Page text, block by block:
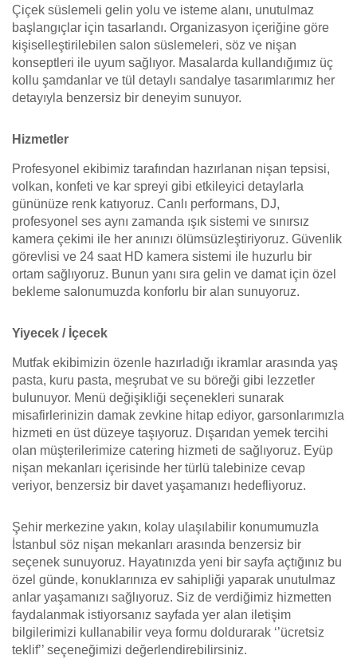
Çiçek süslemeli gelin yolu ve isteme alanı, unutulmaz
başlangıçlar için tasarlandı. Organizasyon içeriğine göre
kişiselleştirilebilen salon süslemeleri, söz ve nişan
konseptleri ile uyum sağlıyor. Masalarda kullandığımız üç
kollu şamdanlar ve tül detaylı sandalye tasarımlarımız her
detayıyla benzersiz bir deneyim sunuyor.
Hizmetler
Profesyonel ekibimiz tarafından hazırlanan nişan tepsisi,
volkan, konfeti ve kar spreyi gibi etkileyici detaylarla
gününüze renk katıyoruz. Canlı performans, DJ,
profesyonel ses aynı zamanda ışık sistemi ve sınırsız
kamera çekimi ile her anınızı ölümsüzleştiriyoruz. Güvenlik
görevlisi ve 24 saat HD kamera sistemi ile huzurlu bir
ortam sağlıyoruz. Bunun yanı sıra gelin ve damat için özel
bekleme salonumuzda konforlu bir alan sunuyoruz.
Yiyecek / İçecek
Mutfak ekibimizin özenle hazırladığı ikramlar arasında yaş
pasta, kuru pasta, meşrubat ve su böreği gibi lezzetler
bulunuyor. Menü değişikliği seçenekleri sunarak
misafirlerinizin damak zevkine hitap ediyor, garsonlarımızla
hizmeti en üst düzeye taşıyoruz. Dışarıdan yemek tercihi
olan müşterilerimize catering hizmeti de sağlıyoruz. Eyüp
nişan mekanları içerisinde her türlü talebinize cevap
veriyor, benzersiz bir davet yaşamanızı hedefliyoruz.
Şehir merkezine yakın, kolay ulaşılabilir konumumuzla
İstanbul söz nişan mekanları arasında benzersiz bir
seçenek sunuyoruz. Hayatınızda yeni bir sayfa açtığınız bu
özel günde, konuklarınıza ev sahipliği yaparak unutulmaz
anlar yaşamanızı sağlıyoruz. Siz de verdiğimiz hizmetten
faydalanmak istiyorsanız sayfada yer alan iletişim
bilgilerimizi kullanabilir veya formu doldurarak ‘’ücretsiz
teklif’’ seçeneğimizi değerlendirebilirsiniz.